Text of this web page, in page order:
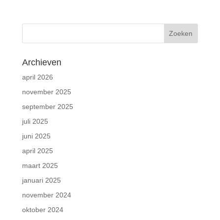
Archieven
april 2026
november 2025
september 2025
juli 2025
juni 2025
april 2025
maart 2025
januari 2025
november 2024
oktober 2024